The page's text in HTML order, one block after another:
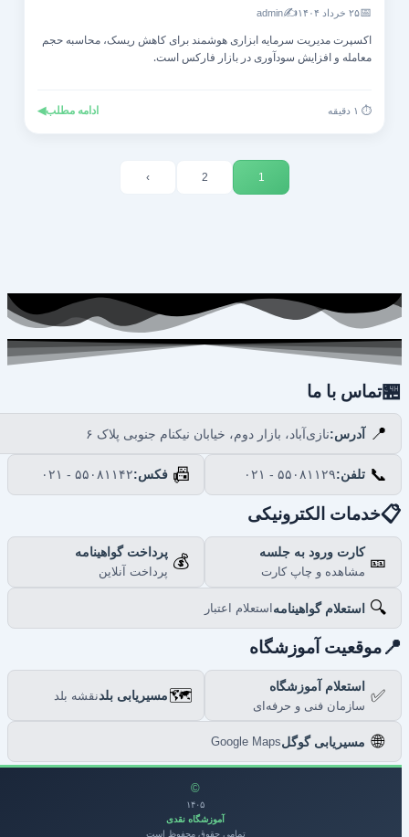
۲۵ خرداد ۱۴۰۴ ✍️
admin
اکسپرت مدیریت سرمایه ابزاری هوشمند برای کاهش ریسک، محاسبه حجم
معامله و افزایش سودآوری در بازار فارکس است.
ادامه مطلب◀
تماس با ما
📍 آدرس:نازی‌آباد، بازار دوم، خیابان نیکنام جنوبی پلاک ۶
📞 تلفن:۰۲۱ - ۵۵۰۸۱۱۲۹ 📠 فکس:۰۲۱ - ۵۵۰۸۱۱۴۲
خدمات الکترونیکی
🎫 کارت ورود به جلسه
مشاهده و چاپ کارت
💰 پرداخت گواهینامه
پرداخت آنلاین
🔍 استعلام گواهینامهاستعلام اعتبار
موقعیت آموزشگاه
✅ استعلام آموزشگاه
سازمان فنی و حرفه‌ای
🗺️مسیریابی بلدنقشه بلد
مسیریابی گوگلGoogle Maps
۱۴۰۵
آموزشگاه نقدی
تمامی حقوق محفوظ است